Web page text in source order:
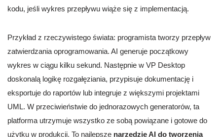
kodu, jeśli wykres przepływu wiąże się z implementacją.
Przykład z rzeczywistego świata: programista tworzy przepływ
zatwierdzania oprogramowania. AI generuje początkowy
wykres w ciągu kilku sekund. Następnie w VP Desktop
doskonalą logikę rozgałęziania, przypisuje dokumentację i
eksportuje do raportów lub integruje z większymi projektami
UML. W przeciwieństwie do jednorazowych generatorów, ta
platforma utrzymuje wszystko ze sobą powiązane i gotowe do
użytku w produkcji. To najlepsze narzędzie AI do tworzenia